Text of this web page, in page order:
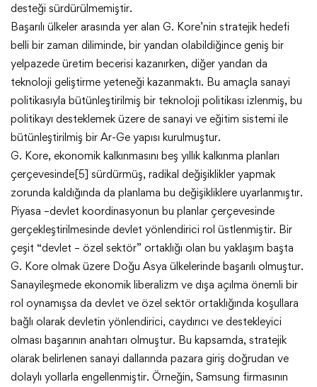
desteği sürdürülmemiştir.
Başarılı ülkeler arasında yer alan G. Kore’nin stratejik hedefi
belli bir zaman diliminde, bir yandan olabildiğince geniş bir
yelpazede üretim becerisi kazanırken, diğer yandan da
teknoloji geliştirme yeteneği kazanmaktı. Bu amaçla sanayi
politikasıyla bütünleştirilmiş bir teknoloji politikası izlenmiş, bu
politikayı desteklemek üzere de sanayi ve eğitim sistemi ile
bütünleştirilmiş bir Ar-Ge yapısı kurulmuştur.
G. Kore, ekonomik kalkınmasını beş yıllık kalkınma planları
çerçevesinde[5] sürdürmüş, radikal değişiklikler yapmak
zorunda kaldığında da planlama bu değişikliklere uyarlanmıştır.
Piyasa –devlet koordinasyonun bu planlar çerçevesinde
gerçekleştirilmesinde devlet yönlendirici rol üstlenmiştir. Bir
çeşit “devlet – özel sektör” ortaklığı olan bu yaklaşım başta
G. Kore olmak üzere Doğu Asya ülkelerinde başarılı olmuştur.
Sanayileşmede ekonomik liberalizm ve dışa açılma önemli bir
rol oynamışsa da devlet ve özel sektör ortaklığında koşullara
bağlı olarak devletin yönlendirici, caydırıcı ve destekleyici
olması başarının anahtarı olmuştur. Bu kapsamda, stratejik
olarak belirlenen sanayi dallarında pazara giriş doğrudan ve
dolaylı yollarla engellenmiştir. Örneğin, Samsung firmasının